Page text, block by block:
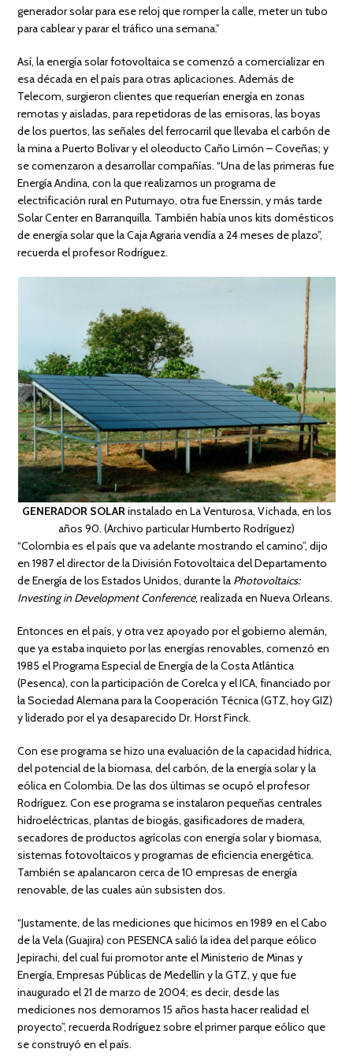
generador solar para ese reloj que romper la calle, meter un tubo
para cablear y parar el tráfico una semana.”
Así, la energía solar fotovoltaica se comenzó a comercializar en
esa década en el país para otras aplicaciones. Además de
Telecom, surgieron clientes que requerían energía en zonas
remotas y aisladas, para repetidoras de las emisoras, las boyas
de los puertos, las señales del ferrocarril que llevaba el carbón de
la mina a Puerto Bolívar y el oleoducto Caño Limón – Coveñas; y
se comenzaron a desarrollar compañías. “Una de las primeras fue
Energía Andina, con la que realizamos un programa de
electrificación rural en Putumayo, otra fue Enerssin, y más tarde
Solar Center en Barranquilla. También había unos kits domésticos
de energía solar que la Caja Agraria vendía a 24 meses de plazo”,
recuerda el profesor Rodríguez.
GENERADOR SOLARinstalado en La Venturosa, Vichada, en los
años 90. (Archivo particular Humberto Rodríguez)
“Colombia es el país que va adelante mostrando el camino”, dijo
en 1987 el director de la División Fotovoltaica del Departamento
de Energía de los Estados Unidos, durante la Photovoltaics:
Investing in Development Conference, realizada en Nueva Orleans.
Entonces en el país, y otra vez apoyado por el gobierno alemán,
que ya estaba inquieto por las energías renovables, comenzó en
1985 el Programa Especial de Energía de la Costa Atlántica
(Pesenca), con la participación de Corelca y el ICA, financiado por
la Sociedad Alemana para la Cooperación Técnica (GTZ, hoy GIZ)
y liderado por el ya desaparecido Dr. Horst Finck.
Con ese programa se hizo una evaluación de la capacidad hídrica,
del potencial de la biomasa, del carbón, de la energía solar y la
eólica en Colombia. De las dos últimas se ocupó el profesor
Rodríguez. Con ese programa se instalaron pequeñas centrales
hidroeléctricas, plantas de biogás, gasificadores de madera,
secadores de productos agrícolas con energía solar y biomasa,
sistemas fotovoltaicos y programas de eficiencia energética.
También se apalancaron cerca de 10 empresas de energía
renovable, de las cuales aún subsisten dos.
“Justamente, de las mediciones que hicimos en 1989 en el Cabo
de la Vela (Guajira) con PESENCA salió la idea del parque eólico
Jepirachi, del cual fui promotor ante el Ministerio de Minas y
Energía, Empresas Públicas de Medellín y la GTZ, y que fue
inaugurado el 21 de marzo de 2004; es decir, desde las
mediciones nos demoramos 15 años hasta hacer realidad el
proyecto”, recuerda Rodríguez sobre el primer parque eólico que
se construyó en el país.